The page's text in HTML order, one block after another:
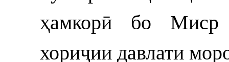
ҳамкорӣ бо Миср
хориҷии давлати